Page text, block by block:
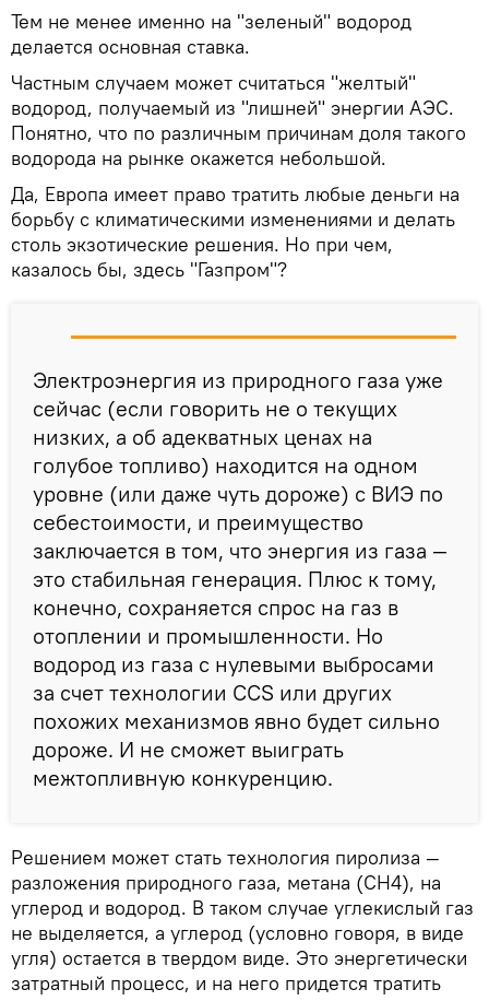
Тем не менее именно на "зеленый" водород
делается основная ставка.
Частным случаем может считаться "желтый"
водород, получаемый из "лишней" энергии АЭС.
Понятно, что по различным причинам доля такого
водорода на рынке окажется небольшой.
Да, Европа имеет право тратить любые деньги на
борьбу с климатическими изменениями и делать
столь экзотические решения. Но при чем,
казалось бы, здесь "Газпром"?
Электроэнергия из природного газа уже
сейчас (если говорить не о текущих
низких, а об адекватных ценах на
голубое топливо) находится на одном
уровне (или даже чуть дороже) с ВИЭ по
себестоимости, и преимущество
заключается в том, что энергия из газа —
это стабильная генерация. Плюс к тому,
конечно, сохраняется спрос на газ в
отоплении и промышленности. Но
водород из газа с нулевыми выбросами
за счет технологии CCS или других
похожих механизмов явно будет сильно
дороже. И не сможет выиграть
межтопливную конкуренцию.
Решением может стать технология пиролиза —
разложения природного газа, метана (CH4), на
углерод и водород. В таком случае углекислый газ
не выделяется, а углерод (условно говоря, в виде
угля) остается в твердом виде. Это энергетически
затратный процесс, и на него придется тратить